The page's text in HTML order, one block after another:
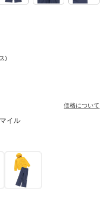
イル
)
価格について